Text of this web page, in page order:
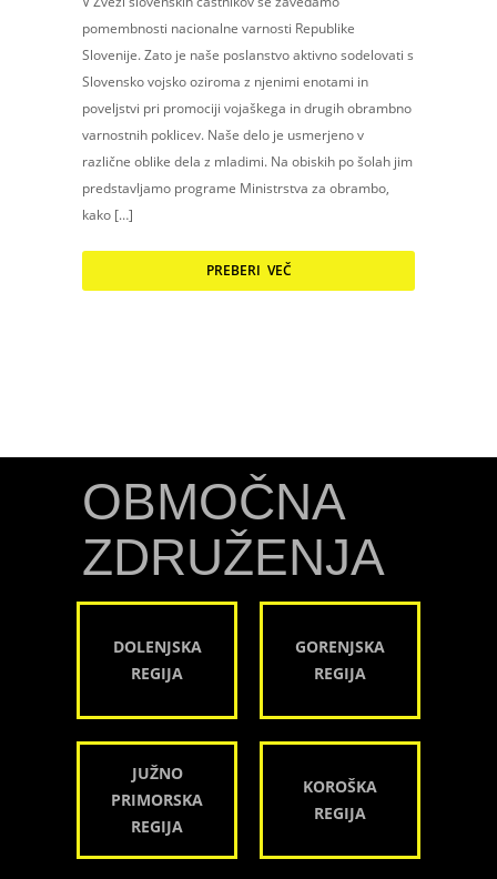
pomembnosti nacionalne varnosti Republike
Slovenije. Zato je naše poslanstvo aktivno sodelovati s
Slovensko vojsko oziroma z njenimi enotami in
poveljstvi pri promociji vojaškega in drugih obrambno
varnostnih poklicev. Naše delo je usmerjeno v
različne oblike dela z mladimi. Na obiskih po šolah jim
predstavljamo programe Ministrstva za obrambo,
kako […]
PREBERI VEČ
OBMOČNA
ZDRUŽENJA
DOLENJSKA
REGIJA
GORENJSKA
REGIJA
JUŽNO
PRIMORSKA
REGIJA
KOROŠKA
REGIJA